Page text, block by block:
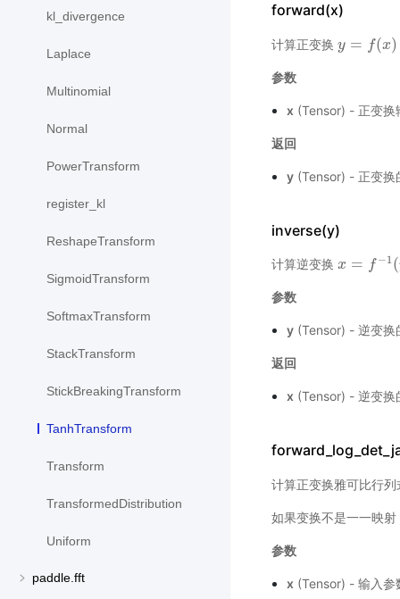
kl_divergence
Laplace
Multinomial
Normal
PowerTransform
register_kl
ReshapeTransform
SigmoidTransform
SoftmaxTransform
StackTransform
StickBreakingTransform
TanhTransform
Transform
TransformedDistribution
Uniform
paddle.fft
forward(x)
计算正变换 y = f(x)
y=f(x )
参数
x (Tensor) - 正变
返回
y(Tensor) - 正变换
inverse(y)
计算逆变换 x = f −1 (
x=f− 1(y)
参数
y(Tensor) - 逆变换
返回
x(Tensor) - 逆变换
计算正变换雅可比行
如果变换不是一一映
参数
x (Tensor) - 输入参